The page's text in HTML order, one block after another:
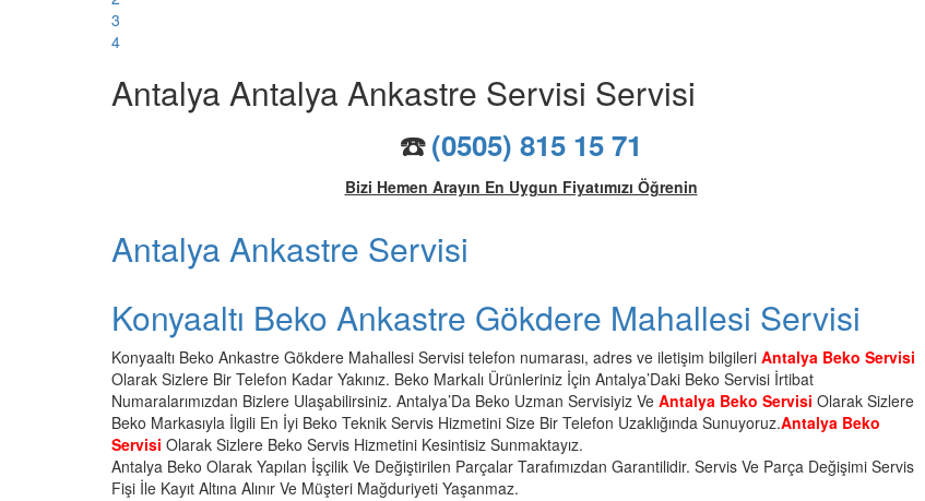
3
4
Antalya Antalya Ankastre Servisi Servisi
☎️(0505) 815 15 71
Bizi Hemen Arayın En Uygun Fiyatımızı Öğrenin
Antalya Ankastre Servisi
Konyaaltı Beko Ankastre Gökdere Mahallesi Servisi
Konyaaltı Beko Ankastre Gökdere Mahallesi Servisi telefon numarası, adres ve iletişim bilgileri Antalya Beko Servisi
Olarak Sizlere Bir Telefon Kadar Yakınız. Beko Markalı Ürünleriniz İçin Antalya’Daki Beko Servisi İrtibat
Numaralarımızdan Bizlere Ulaşabilirsiniz. Antalya’Da Beko Uzman Servisiyiz Ve Antalya Beko Servisi Olarak Sizlere
Beko Markasıyla İlgili En İyi Beko Teknik Servis Hizmetini Size Bir Telefon Uzaklığında Sunuyoruz.Antalya Beko
Servisi Olarak Sizlere Beko Servis Hizmetini Kesintisiz Sunmaktayız.
Antalya Beko Olarak Yapılan İşçilik Ve Değiştirilen Parçalar Tarafımızdan Garantilidir. Servis Ve Parça Değişimi Servis
Fişi İle Kayıt Altına Alınır Ve Müşteri Mağduriyeti Yaşanmaz.